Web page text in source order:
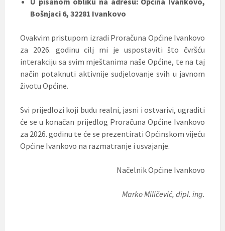
Bošnjaci 6, 32281 Ivankovo
Ovakvim pristupom izradi Proračuna Općine Ivankovo
za 2026. godinu cilj mi je uspostaviti što čvršću
interakciju sa svim mještanima naše Općine, te na taj
način potaknuti aktivnije sudjelovanje svih u javnom
životu Općine.
Svi prijedlozi koji budu realni, jasni i ostvarivi, ugraditi
će se u konačan prijedlog Proračuna Općine Ivankovo
za 2026. godinu te će se prezentirati Općinskom vijeću
Općine Ivankovo na razmatranje i usvajanje.
Načelnik Općine Ivankovo
Marko Miličević, dipl. ing.